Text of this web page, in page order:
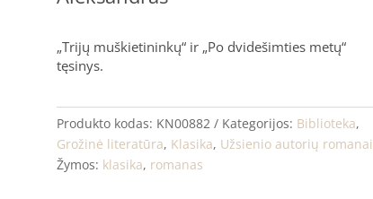
„Trijų muškietininkų“ ir „Po dvidešimties metų“
tęsinys.
Produkto kodas: KN00882 Kategorijos: Biblioteka,
Grožinė literatūra, Klasika, Užsienio autorių romanai
Žymos: klasika, romanas